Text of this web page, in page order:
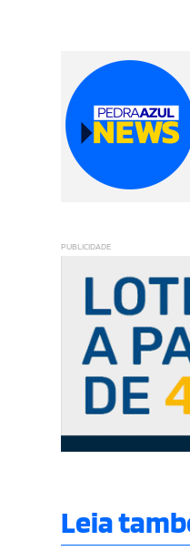
PUBLICIDADE
Leia